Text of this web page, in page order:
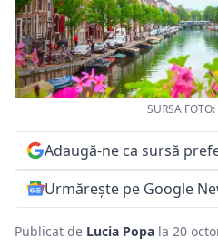
SURSA
Adaugă-ne ca sursă
Urmărește pe Google
Publicat de Lucia Popa la 20